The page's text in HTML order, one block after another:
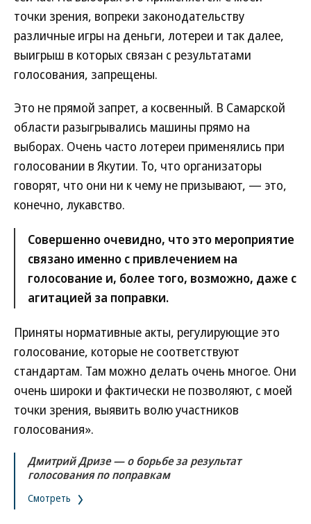
точки зрения, вопреки законодательству
различные игры на деньги, лотереи и так далее,
выигрыш в которых связан с результатами
голосования, запрещены.
Это не прямой запрет, а косвенный. В Самарской
области разыгрывались машины прямо на
выборах. Очень часто лотереи применялись при
голосовании в Якутии. То, что организаторы
говорят, что они ни к чему не призывают, — это,
конечно, лукавство.
Совершенно очевидно, что это мероприятие
связано именно с привлечением на
голосование и, более того, возможно, даже с
агитацией за поправки.
Приняты нормативные акты, регулирующие это
голосование, которые не соответствуют
стандартам. Там можно делать очень многое. Они
очень широки и фактически не позволяют, с моей
точки зрения, выявить волю участников
голосования».
Дмитрий Дризе — о борьбе за результат
голосования по поправкам
Смотреть